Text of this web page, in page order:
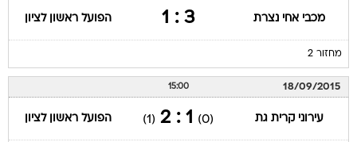
מכבי אחי נצרת 3 : 1 הפועל ראשון לציון
מחזור 2
18/09/2015
15:00
עירוני קרית גת (0)
1 : 2
(1) הפועל ראשון לציון